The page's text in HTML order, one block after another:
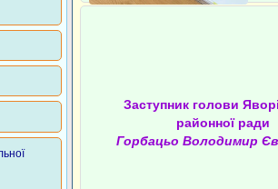
Заступник голови
районної ради
Горбацьо Володимир